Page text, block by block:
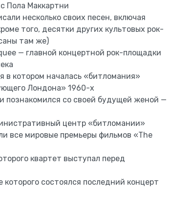
Пола Маккартни
несколько своих песен, включая
того, десятки других культовых рок-
там же)
— главной концертной рок-площадки
в котором началась «битломания»
Лондона» 1960-х
познакомился со своей будущей женой —
центр «битломании»
все мировые премьеры фильмов «The
квартет выступал перед
состоялся последний концерт